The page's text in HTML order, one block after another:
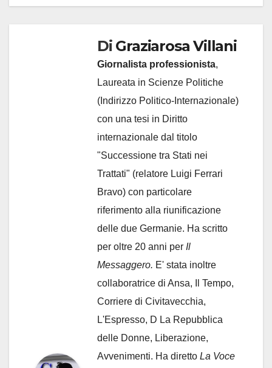
Di Graziarosa Villani
Giornalista professionista,
Laureata in Scienze Politiche
(Indirizzo Politico-Internazionale)
con una tesi in Diritto
internazionale dal titolo
"Successione tra Stati nei
Trattati" (relatore Luigi Ferrari
Bravo) con particolare
riferimento alla riunificazione
delle due Germanie. Ha scritto
per oltre 20 anni per Il
Messaggero. E' stata inoltre
collaboratrice di Ansa, Il Tempo,
Corriere di Civitavecchia,
L'Espresso, D La Repubblica
delle Donne, Liberazione,
Avvenimenti. Ha diretto La Voce